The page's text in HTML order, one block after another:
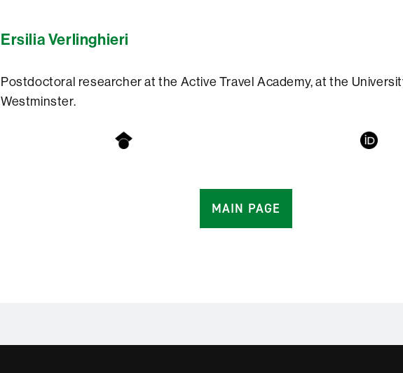
Ersilia Verlinghieri
Postdoctoral researcher at the Active Travel Academy, at the
Westminster.
MAIN PAGE